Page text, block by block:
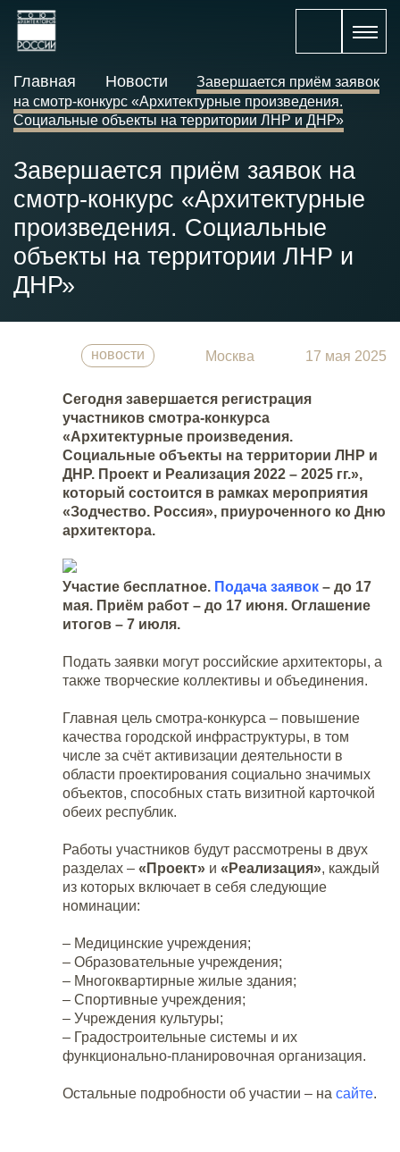
Главная Новости
Завершается приём заявок
на смотр-конкурс «Архитектурные произведения.
Социальные объекты на территории ЛНР и ДНР»
Завершается приём заявок на
смотр-конкурс «Архитектурные
произведения. Социальные
объекты на территории ЛНР и
ДНР»
новости Москва 17 мая 2025
Сегодня завершается регистрация
участников смотра-конкурса
«Архитектурные произведения.
Социальные объекты на территории ЛНР и
ДНР. Проект и Реализация 2022 – 2025 гг.»,
который состоится в рамках мероприятия
«Зодчество. Россия», приуроченного ко Дню
архитектора.
Участие бесплатное. Подача заявок – до 17
мая. Приём работ – до 17 июня. Оглашение
итогов – 7 июля.
Подать заявки могут российские архитекторы, а
также творческие коллективы и объединения.
Главная цель смотра-конкурса – повышение
качества городской инфраструктуры, в том
числе за счёт активизации деятельности в
области проектирования социально значимых
объектов, способных стать визитной карточкой
обеих республик.
Работы участников будут рассмотрены в двух
разделах – «Проект» и «Реализация», каждый
из которых включает в себя следующие
номинации:
– Медицинские учреждения;
– Образовательные учреждения;
– Многоквартирные жилые здания;
– Спортивные учреждения;
– Учреждения культуры;
– Градостроительные системы и их
функционально-планировочная организация.
Остальные подробности об участии – на сайте.